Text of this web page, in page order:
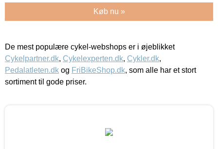
Køb nu »
De mest populære cykel-webshops er i øjeblikket
Cykelpartner.dk, Cykelexperten.dk, Cykler.dk,
Pedalatleten.dk og FriBikeShop.dk, som alle har et stort
sortiment til gode priser.